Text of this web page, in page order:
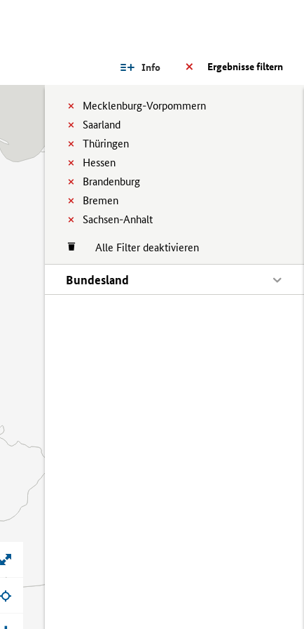
Ergebnisse filtern
Info
Mecklenburg-Vorpommern
Saarland
Thüringen
Hessen
Brandenburg
Bremen
Sachsen-Anhalt
Alle Filter deaktivieren
Bundesland